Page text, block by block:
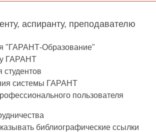
аспиранту, преподавателю
"ГАРАНТ-Образование"
ГАРАНТ
студентов
системы ГАРАНТ
пользователя
библиографические ссылки